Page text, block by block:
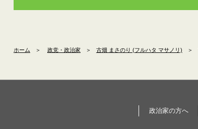
ホーム ＞ 政党・政治家 ＞ 古畑 まさのり (フルハタ マサノリ) ＞
政治家の方へ